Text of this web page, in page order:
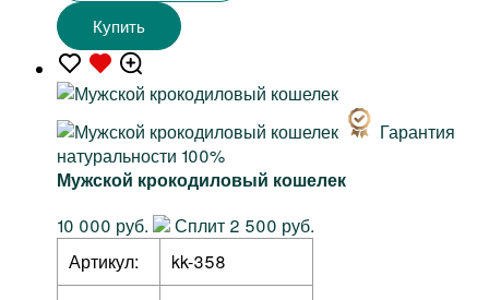
Купить
Гарантия
натуральности 100%
Мужской крокодиловый кошелек
10 000 руб.
Сплит 2 500 руб.
Артикул:
kk-358